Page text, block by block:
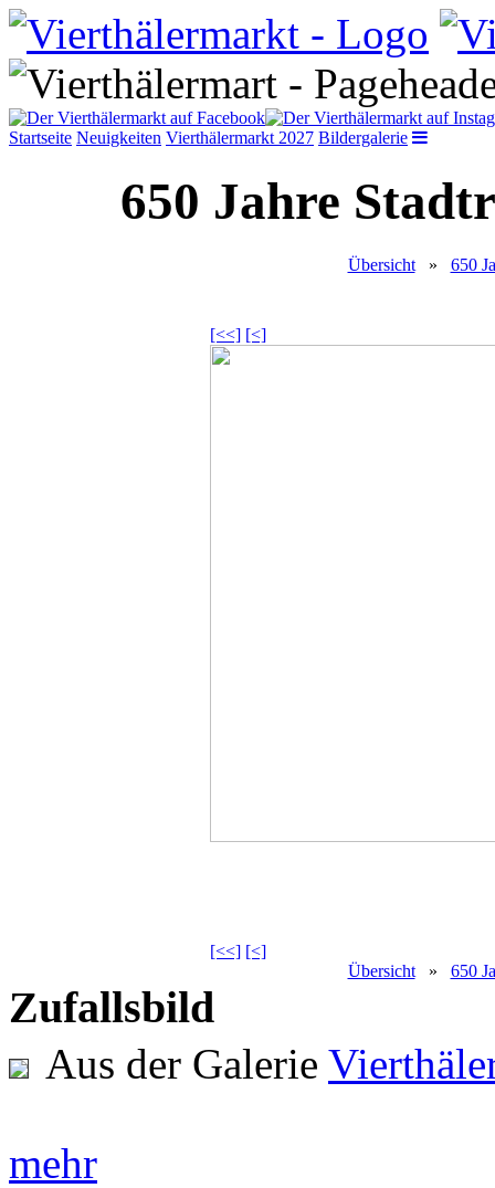
Startseite Neuigkeiten Vierthälermarkt 2027 Bildergalerie
650 Jahre
Übersicht» 650
[<<] [<]
[<<] [<]
Übersicht» 650
Zufallsbild
Aus der Galerie
mehr